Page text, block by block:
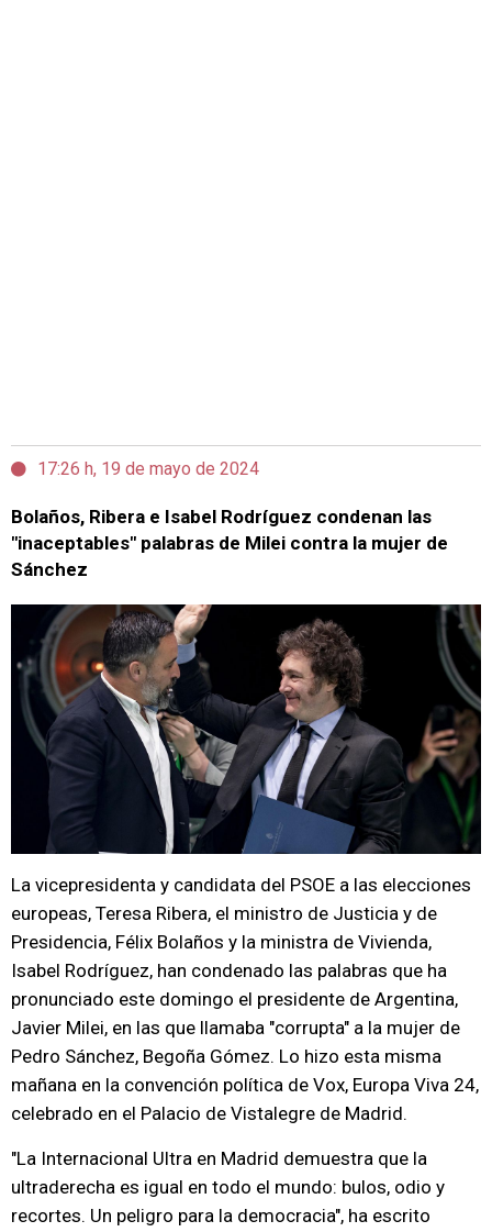
17:26 h, 19 de mayo de 2024
Bolaños, Ribera e Isabel Rodríguez condenan las
"inaceptables" palabras de Milei contra la mujer de
Sánchez
La vicepresidenta y candidata del PSOE a las elecciones
europeas, Teresa Ribera, el ministro de Justicia y de
Presidencia, Félix Bolaños y la ministra de Vivienda,
Isabel Rodríguez, han condenado las palabras que ha
pronunciado este domingo el presidente de Argentina,
Javier Milei, en las que llamaba "corrupta" a la mujer de
Pedro Sánchez, Begoña Gómez. Lo hizo esta misma
mañana en la convención política de Vox, Europa Viva 24,
celebrado en el Palacio de Vistalegre de Madrid.
"La Internacional Ultra en Madrid demuestra que la
ultraderecha es igual en todo el mundo: bulos, odio y
recortes. Un peligro para la democracia", ha escrito